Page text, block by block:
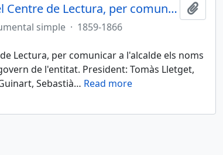
Carta de Francesc Pallarès, secretari del Centre de Lectura, per comunicar a l'alcalde els noms dels membres que componen la nova Junta de govern de l'entitat
simple · 1859-1866
Lectura, per comunicar a l'alcalde els noms
de l'entitat. President: Tomàs Lletget,
Sebastià… Read more